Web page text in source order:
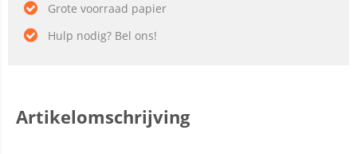
Grote voorraad papier
Hulp nodig? Bel ons!
Artikelomschrijving